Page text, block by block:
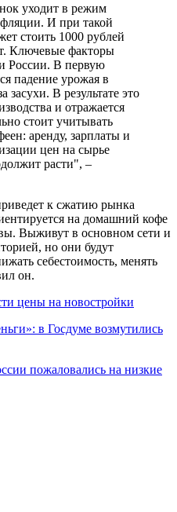
уходит в режим
И при такой
стоить 1000 рублей
Ключевые факторы
России. В первую
падение урожая в
засухи. В результате это
и отражается
стоит учитывать
аренду, зарплаты и
цен на сырье
расти", –
к сжатию рынка
на домашний кофе
Выживут в основном сети и
но они будут
себестоимость, менять
он.
цены на новостройки
в Госдуме возмутились
пожаловались на низкие